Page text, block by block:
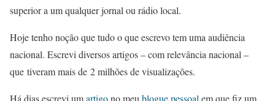
superior a um qualquer jornal ou rádio local.
Hoje tenho noção que tudo o que escrevo tem uma audiência
nacional. Escrevi diversos artigos – com relevância nacional –
que tiveram mais de 2 milhões de visualizações.
Há dias escrevi umartigono meu blogue pessoal em que fiz um